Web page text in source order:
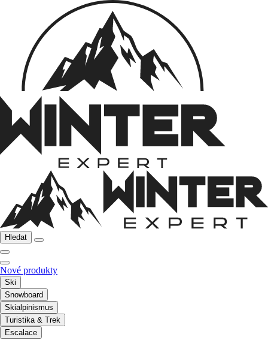
Hledat
Nové produkty
Ski
Snowboard
Skialpinismus
Turistika & Trek
Escalace